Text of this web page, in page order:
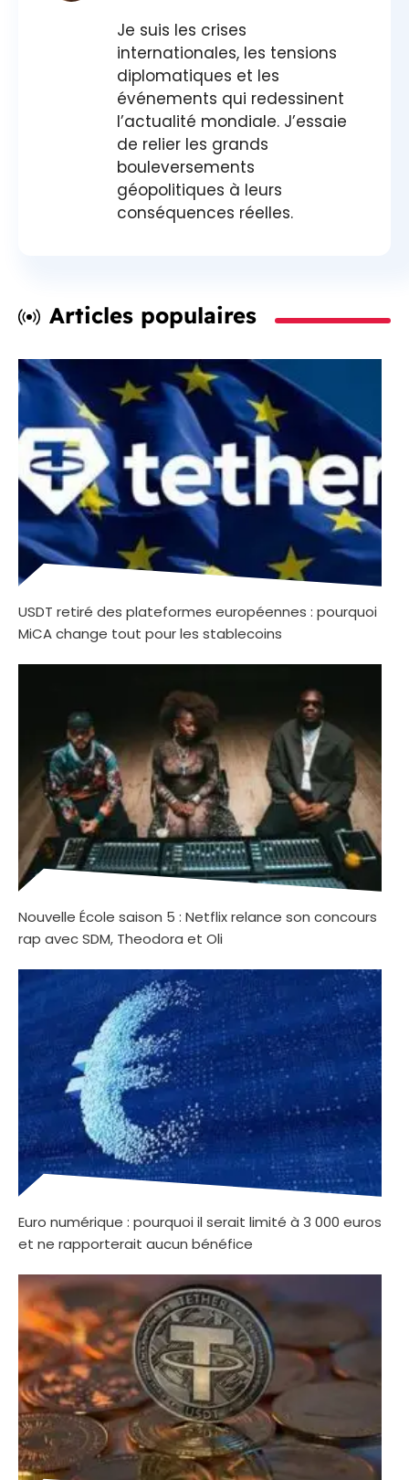
Je suis les crises
internationales, les tensions
diplomatiques et les
événements qui redessinent
l’actualité mondiale. J’essaie
de relier les grands
bouleversements
géopolitiques à leurs
conséquences réelles.
Articles populaires
USDT retiré des plateformes européennes : pourquoi
MiCA change tout pour les stablecoins
Nouvelle École saison 5 : Netflix relance son concours
rap avec SDM, Theodora et Oli
Euro numérique : pourquoi il serait limité à 3 000 euros
et ne rapporterait aucun bénéfice